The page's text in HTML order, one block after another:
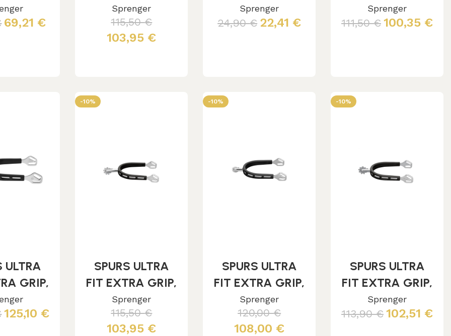
35MM
NECK
69,21 €
ST.ST. 30MM
WITH ROWEL #5
Sprenger
115,50€
103,95 €
LEATHER BLACK
45CM
Sprenger
24,90€ 22,41 €
ALUMINIUN
ROUNDED NECK
Sprenger
111,50€ 100,35 €
ULTRA
GRIP,
35MM
125,10 €
-10%
SPURS ULTRA
FIT EXTRA GRIP,
ST.ST. 35MM
WITH ROWEL #4
Sprenger
115,50€
103,95 €
-10%
SPURS ULTRA
FIT EXTRA GRIP,
ST.ST. 30MM
WITH ROWEL #6
Sprenger
120,00€
108,00 €
-10%
SPURS ULTRA
FIT EXTRA GRIP,
ST.ST. 30MM
WITH ROWEL #4
Sprenger
113,90€ 102,51 €